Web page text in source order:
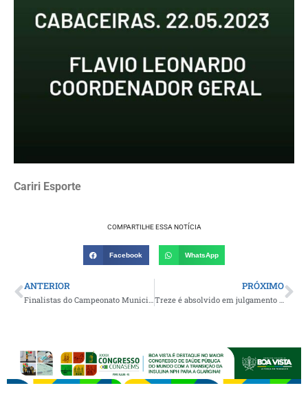
Cariri Esporte
COMPARTILHE ESSA NOTÍCIA
Facebook WhatsApp
ANTERIOR
Finalistas do Campeonato Municipal de Futebol de Gurjão serão definidos neste domingo
PRÓXIMO
Treze é absolvido em julgamento e segue campeão do Paraibano 2023